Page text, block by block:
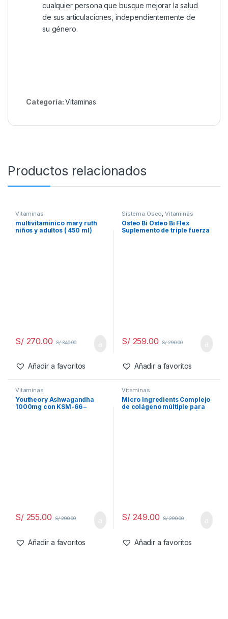
cualquier persona que busque mejorar la salud
de sus articulaciones, independientemente de
su género.
Categoría:Vitaminasㅤ
Productos relacionados
Vitaminasㅤ
multivitaminico mary ruth
niños y adultos ( 450 ml)
S/270.00 S/340.00
Añadir a favoritos
Sistema Oseo,Vitaminasㅤ
Osteo Bi Osteo Bi Flex
Suplemento de triple fuerza
S/259.00 S/290.00
Añadir a favoritos
Vitaminasㅤ
Youtheory Ashwagandha
1000mg con KSM-66 –
S/255.00 S/290.00
Añadir a favoritos
Vitaminasㅤ
Micro Ingredients Complejo
de colágeno múltiple para
S/249.00 S/290.00
Añadir a favoritos